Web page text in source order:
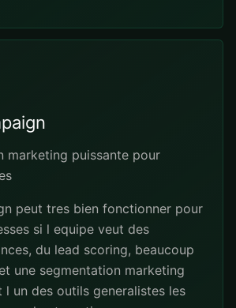
marketing puissante pour
peut tres bien fonctionner pour
si l equipe veut des
du lead scoring, beaucoup
une segmentation marketing
l un des outils generalistes les